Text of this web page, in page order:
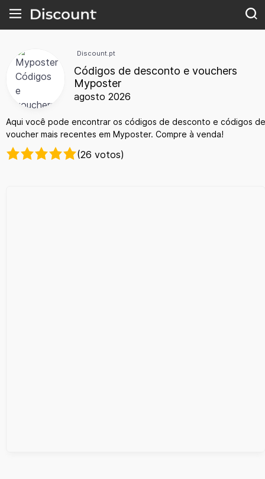
Discount.pt
Códigos de desconto e vouchers
Myposter
agosto 2026
Aqui você pode encontrar os códigos de desconto e códigos de
voucher mais recentes em Myposter. Compre à venda!
(26 votos)